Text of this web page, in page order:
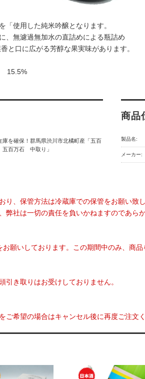
「使用した純米吟醸となります。
、無濾過無加水の直詰めによる瓶詰め
と口に広がる芳醇な果実味があります。
15.5%
庫を確保！群馬県渋川市北橘町産「五百
百万石 中取り」
商品
製品名:
メーカー:
り、保管方法は冷蔵庫での保管をお願い致
弊社は一切の責任を負いかねますのであら
願いしております。この期間中のみ、商品
引き取りはお受けしておりません。
ご希望の場合はキャンセル後に再度ご注文く